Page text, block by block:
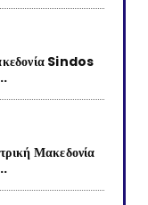
Sindos
Μακεδονία